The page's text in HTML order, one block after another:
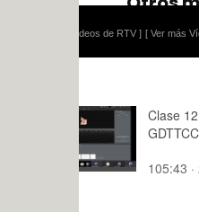
[ Ver más Vídeos didácticos ]
Clase 12 Impresion 3D
GDTTCC
105:43 · 2020